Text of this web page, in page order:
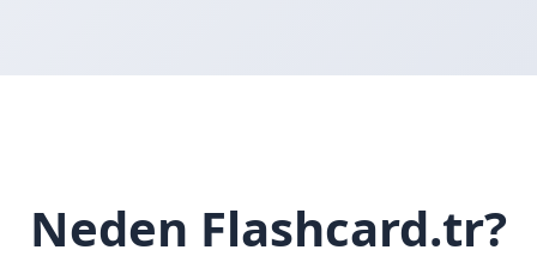
Neden Flashcard.tr?